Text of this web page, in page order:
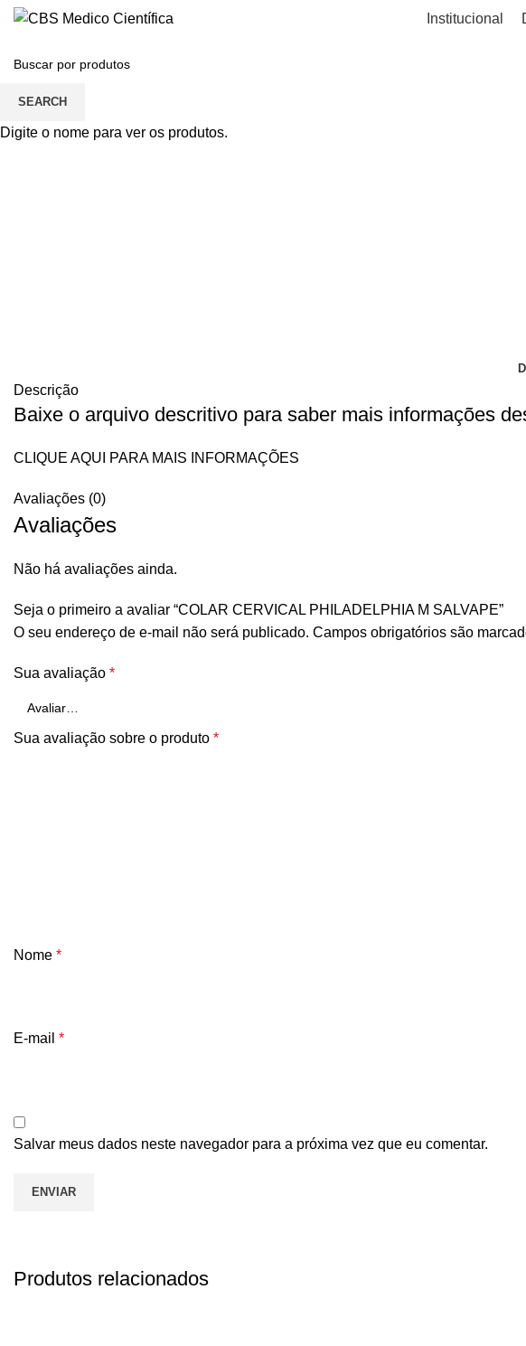
Institucional
Descrição
Baixe o arquivo descritivo para saber mais informações
CLIQUE AQUI PARA MAIS INFORMAÇÕES
Avaliações (0)
Avaliações
Não há avaliações ainda.
Seja o primeiro a avaliar “COLAR CERVICAL PHILADELPHIA M SALVAPE”
O seu endereço de e-mail não será publicado. Campos obrigatórios são
Sua avaliação *
Sua avaliação sobre o produto *
Nome *
E-mail *
Salvar meus dados neste navegador para a próxima vez que eu comentar.
Produtos relacionados
SEARCH
Digite o nome para ver os produtos.